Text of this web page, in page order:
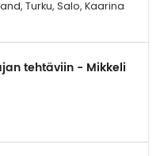
Turku, Salo, Kaarina
tehtäviin - Mikkeli